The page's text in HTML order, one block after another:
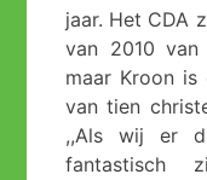
jaar. Het CDA
van 2010 van
maar Kroon
van tien
,,Als wij er
fantastisch